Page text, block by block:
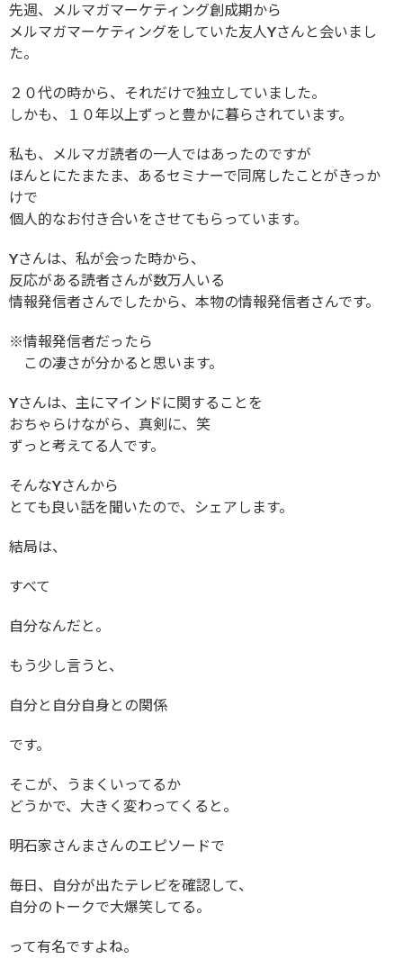
先週、メルマガマーケティング創成期から
メルマガマーケティングをしていた友人Yさんと会いまし
た。
２０代の時から、それだけで独立していました。
しかも、１０年以上ずっと豊かに暮らされています。
私も、メルマガ読者の一人ではあったのですが
ほんとにたまたま、あるセミナーで同席したことがきっか
けで
個人的なお付き合いをさせてもらっています。
Yさんは、私が会った時から、
反応がある読者さんが数万人いる
情報発信者さんでしたから、本物の情報発信者さんです。
※情報発信者だったら
この凄さが分かると思います。
Yさんは、主にマインドに関することを
おちゃらけながら、真剣に、笑
ずっと考えてる人です。
そんなYさんから
とても良い話を聞いたので、シェアします。
結局は、
すべて
自分なんだと。
もう少し言うと、
自分と自分自身との関係
です。
そこが、うまくいってるか
どうかで、大きく変わってくると。
明石家さんまさんのエピソードで
毎日、自分が出たテレビを確認して、
自分のトークで大爆笑してる。
って有名ですよね。